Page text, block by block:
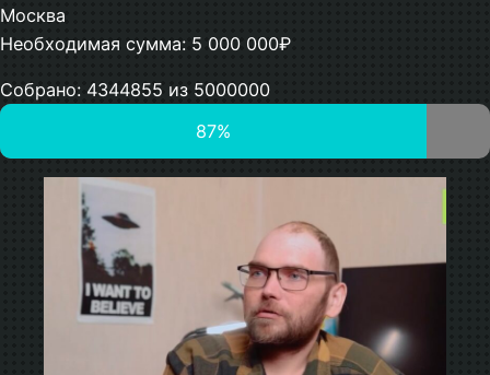
Москва
Необходимая сумма: 5 000 000₽
Собрано: 4344855 из 5000000
87%